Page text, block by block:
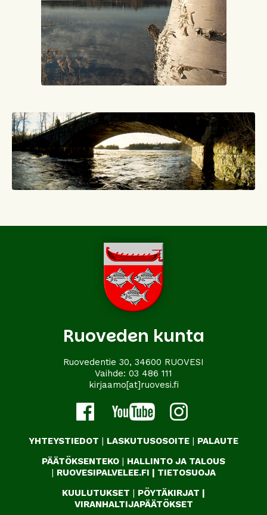
Ruoveden kunta
Ruovedentie 30, 34600 RUOVESI
Vaihde: 03 486 111
kirjaamo[at]ruovesi.fi
YHTEYSTIEDOT | LASKUTUSOSOITE | PALAUTE
PÄÄTÖKSENTEKO | HALLINTO JA TALOUS
| RUOVESIPALVELEE.FI | TIETOSUOJA
KUULUTUKSET | PÖYTÄKIRJAT |
VIRANHALTIJAPÄÄTÖKSET